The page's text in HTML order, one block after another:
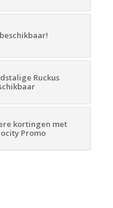
Ruckus
kortingen met
Promo